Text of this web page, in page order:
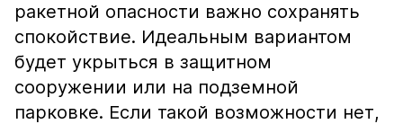
ракетной опасности важно сохранять
спокойствие. Идеальным вариантом
будет укрыться в защитном
сооружении или на подземной
парковке. Если такой возможности нет,